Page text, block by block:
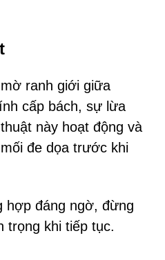
ranh giới giữa
cấp bách, sự lừa
này hoạt động và
đe dọa trước khi
hợp đáng ngờ, đừng
trọng khi tiếp tục.